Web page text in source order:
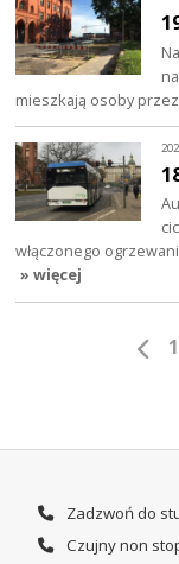
mieszkają osoby
włączonego
» więcej
1
Zadzwoń do
Czujny non